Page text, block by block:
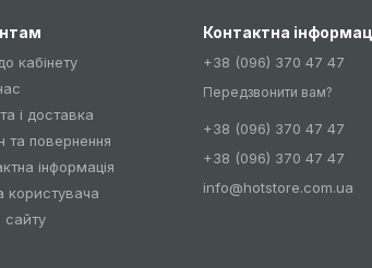
кабінету
і доставка
та повернення
інформація
користувача
Контактна
+38 (096) 370 47 47
Передзвонити вам?
+38 (096) 370 47 47
+38 (096) 370 47 47
info@hotstore.com.ua